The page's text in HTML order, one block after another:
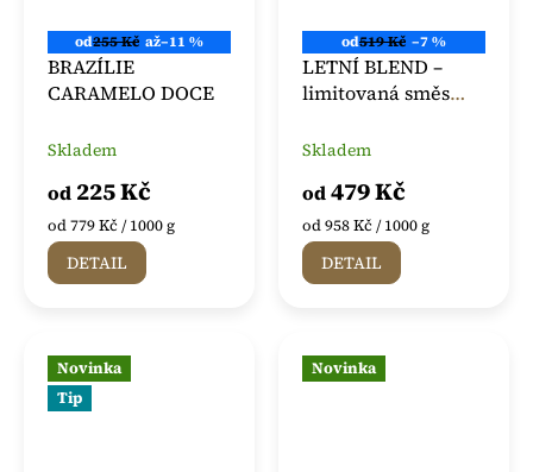
od255 Kč až–11 %
BRAZÍLIE
CARAMELO DOCE
Skladem
od 225 Kč
Měrná
cena:
od 779 Kč / 1000 g
DETAIL
od519 Kč –7 %
LETNÍ BLEND –
limitovaná směs
Skladem
od479 Kč
Měrná
cena:
od 958 Kč / 1000 g
DETAIL
Novinka
Tip
Novinka